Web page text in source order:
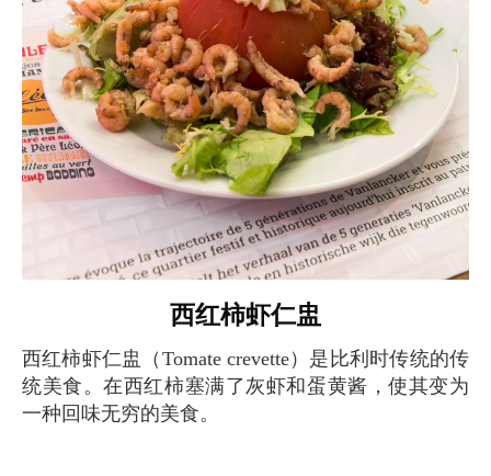
西红柿虾仁盅
西红柿虾仁盅（Tomate crevette）是比利时传统的传
统美食。在西红柿塞满了灰虾和蛋黄酱，使其变为
一种回味无穷的美食。